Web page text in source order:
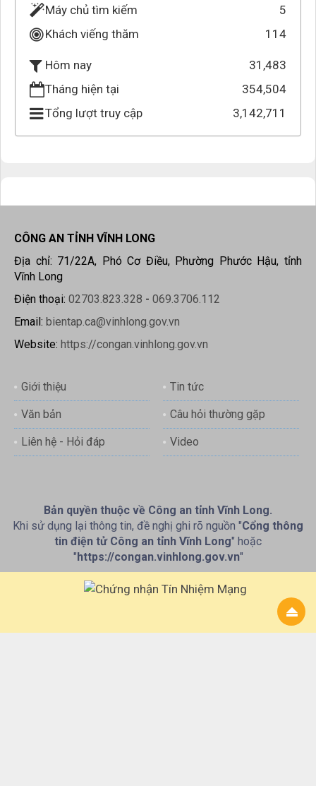
Máy chủ tìm kiếm
5
Khách viếng thăm
114
Hôm nay
31,483
Tháng hiện tại
354,504
Tổng lượt truy cập
3,142,711
CÔNG AN TỈNH VĨNH LONG
Địa chỉ: 71/22A, Phó Cơ Điều, Phường Phước Hậu, tỉnh
Vĩnh Long
Điện thoại: 02703.823.328 - 069.3706.112
Email: bientap.ca@vinhlong.gov.vn
Website: https://congan.vinhlong.gov.vn
Giới thiệu Tin tức
Văn bản Câu hỏi thường gặp
Liên hệ - Hỏi đáp Video
Bản quyền thuộc về Công an tỉnh Vĩnh Long.
Khi sử dụng lại thông tin, đề nghị ghi rõ nguồn "Cổng thông
tin điện tử Công an tỉnh Vĩnh Long" hoặc
"https://congan.vinhlong.gov.vn"